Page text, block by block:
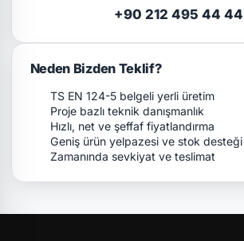
+90 212 495 44 44
Neden Bizden Teklif?
TS EN 124-5 belgeli yerli üretim
Proje bazlı teknik danışmanlık
Hızlı, net ve şeffaf fiyatlandırma
Geniş ürün yelpazesi ve stok desteği
Zamanında sevkiyat ve teslimat